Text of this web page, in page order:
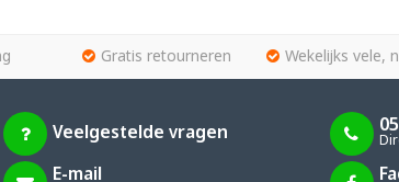
Gratis retourneren Wekelijks vele,
Veelgestelde vragen
E-mail